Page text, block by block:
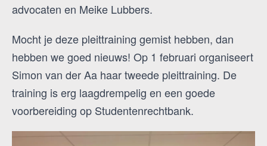
advocaten en Meike Lubbers.
Mocht je deze pleittraining gemist hebben, dan
hebben we goed nieuws! Op 1 februari organiseert
Simon van der Aa haar tweede pleittraining. De
training is erg laagdrempelig en een goede
voorbereiding op Studentenrechtbank.